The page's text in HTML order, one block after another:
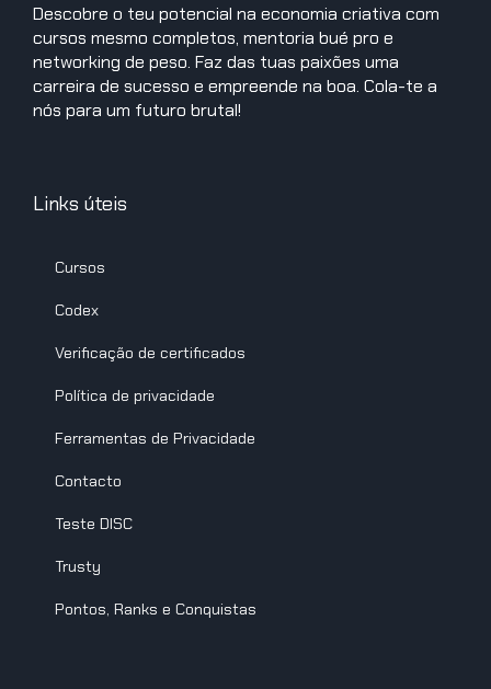
Descobre o teu potencial na economia criativa com
cursos mesmo completos, mentoria bué pro e
networking de peso. Faz das tuas paixões uma
carreira de sucesso e empreende na boa. Cola-te a
nós para um futuro brutal!
Links úteis
Cursos
Codex
Verificação de certificados
Política de privacidade
Ferramentas de Privacidade
Contacto
Teste DISC
Trusty
Pontos, Ranks e Conquistas